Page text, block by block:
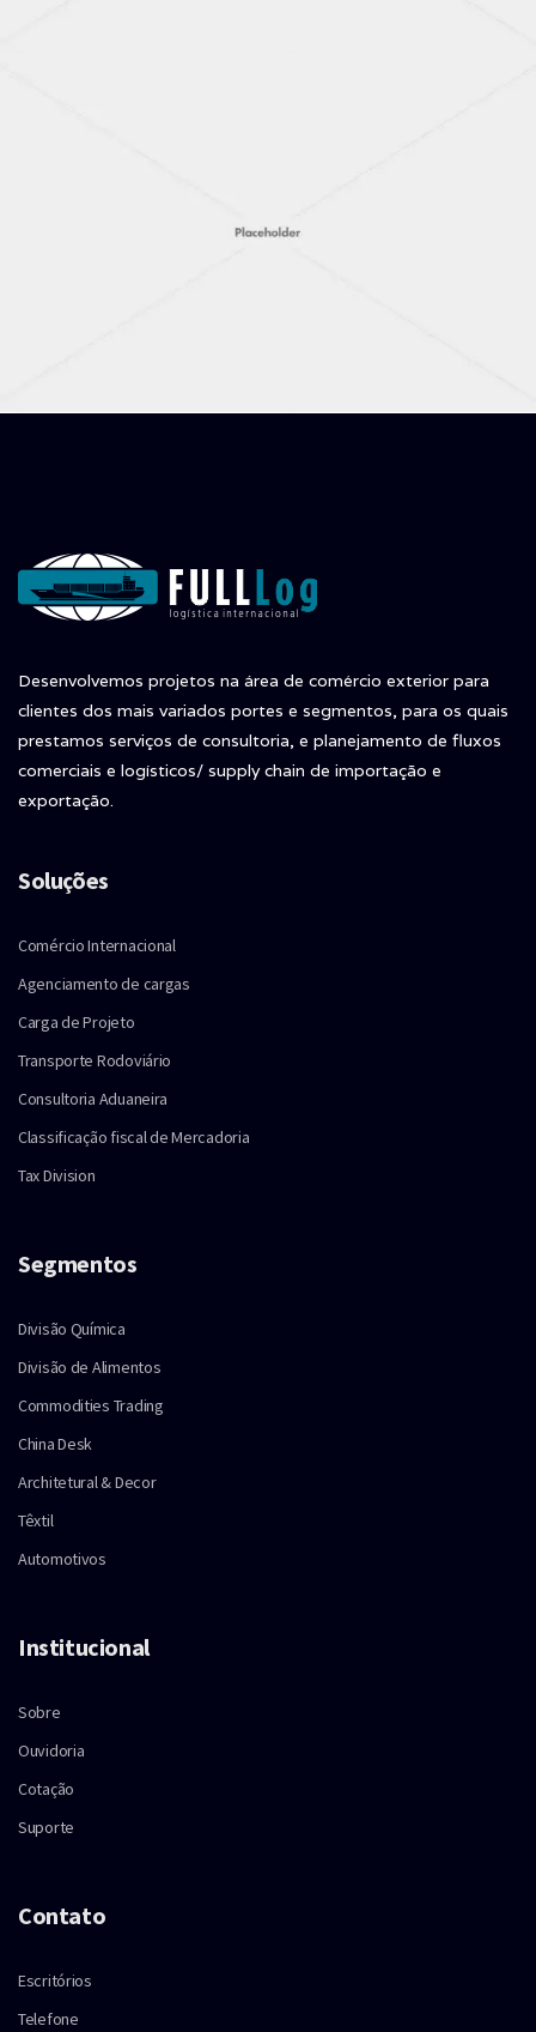
Desenvolvemos projetos na área de comércio exterior para
clientes dos mais variados portes e segmentos, para os quais
prestamos serviços de consultoria, e planejamento de fluxos
comerciais e logísticos/ supply chain de importação e
exportação.
Soluções
Comércio Internacional
Agenciamento de cargas
Carga de Projeto
Transporte Rodoviário
Consultoria Aduaneira
Classificação fiscal de Mercadoria
Tax Division
Segmentos
Divisão Química
Divisão de Alimentos
Commodities Trading
China Desk
Architetural & Decor
Têxtil
Automotivos
Institucional
Sobre
Ouvidoria
Cotação
Suporte
Contato
Escritórios
Telefone